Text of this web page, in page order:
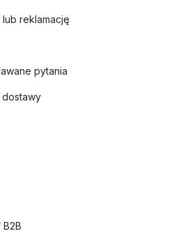
reklamację
pytania